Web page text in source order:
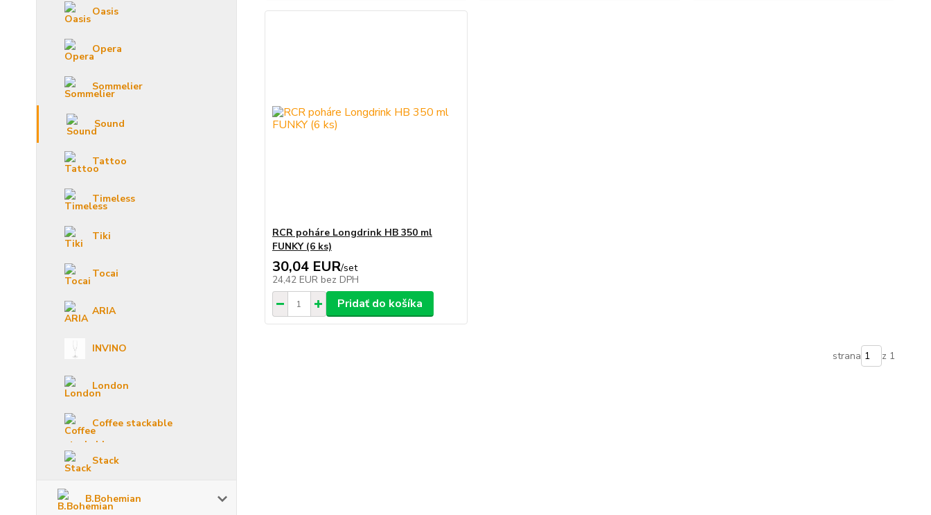
Oasis
Opera
Sommelier
Sound
Tattoo
Timeless
Tiki
Tocai
ARIA
INVINO
London
Coffee stackable
Stack
B.Bohemian
RCR poháre Longdrink HB 350 ml
FUNKY (6 ks)
30,04 EUR/set
24,42 EUR bez DPH
Pridať do košíka
strana z 1